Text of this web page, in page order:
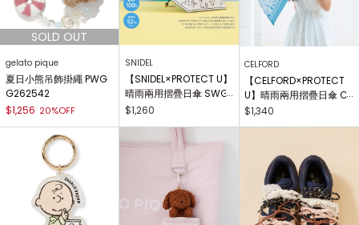
gelato pique
夏日小熊吊飾掛繩 PWG
G262542
$1,256 20%OFF
SNIDEL
【SNIDEL×PROTECT U】
晴雨兩用摺疊日傘 SWG
G261699
$1,260
CELFORD
【CELFORD×PROTECT
U】晴雨兩用摺疊日傘 C
WGG261519
$1,340